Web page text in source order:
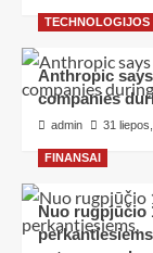
TECHNOLOGIJOS
Anthropic
companies
admin 31
FINANSAI
Nuo rugpjūčio